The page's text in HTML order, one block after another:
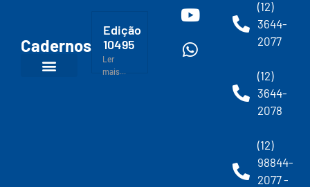
Cadernos
Edição
10495
Ler
mais...
(12)
3644-
2077
(12)
3644-
2078
(12)
98844-
2077 -